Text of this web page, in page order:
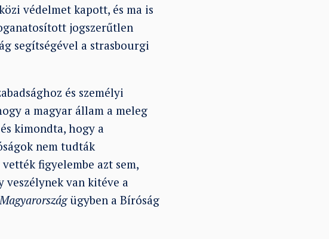
védelmet kapott, és ma is
jogszerűtlen
segítségével a strasbourgi
és személyi
a magyar állam a meleg
kimondta, hogy a
nem tudták
figyelembe azt sem,
van kitéve a
ügyben a Bíróság